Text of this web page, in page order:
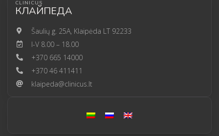
CLINICUS
КЛАЙПЕДА
Šaulių g. 25A, Klaipėda LT 92233
I-V 8.00 – 18.00
+370 665 14000
+370 46 411411
klaipeda@clinicus.lt